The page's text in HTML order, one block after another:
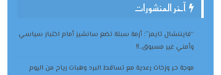
آخر المنشورات
“فايننشال تايمز”: أزمة سبتة تضع سانشيز أمام اختبار سياسي
وأمني غير مسبوق..!!
موجة حر وزخات رعدية مع تساقط البرد وهبات رياح من اليوم